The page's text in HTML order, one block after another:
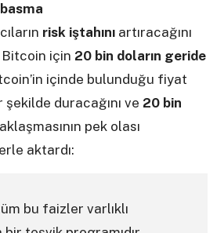
risk iştahını artıracağını
için 20 bin doların geride
içinde bulunduğu fiyat
duracağını ve 20 bin
pek olası
aktardı:
bu faizler varlıklı